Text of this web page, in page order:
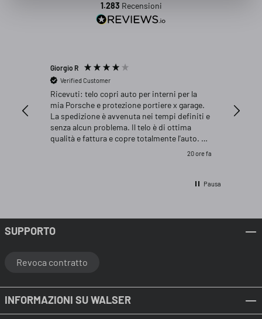
1.283 Recensioni
Giorgio R
Verified Customer
Ricevuti: telo copri auto per interni per la
mia Porsche e protezione portiere x garage.
La spedizione è avvenuta nei tempi definiti e
senza alcun problema. Il telo è di ottima
qualità e fattura e copre totalmente l'auto. La
20 ore fa
Pausa
SUPPORTO
Revoca contratto
INFORMAZIONI SU WALSER